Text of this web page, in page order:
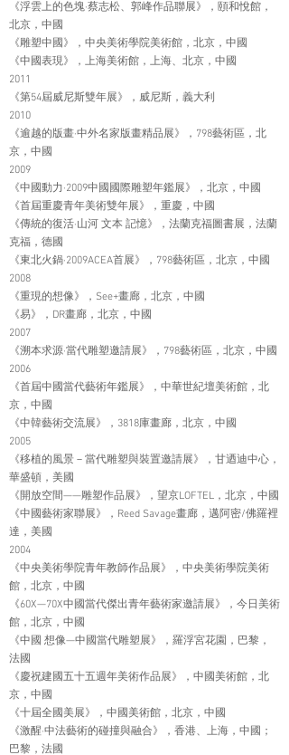
《浮雲上的色塊·蔡志松、郭峰作品聯展》，頤和悅館，
北京，中國
《雕塑中國》，中央美術學院美術館，北京，中國
《中國表現》，上海美術館，上海、北京，中國
2011
《第54屆威尼斯雙年展》，威尼斯，義大利
2010
《逾越的版畫·中外名家版畫精品展》，798藝術區，北
京，中國
2009
《中國動力·2009中國國際雕塑年鑑展》，北京，中國
《首屆重慶青年美術雙年展》，重慶，中國
《傳統的復活·山河 文本 記憶》，法蘭克福圖書展，法蘭
克福，德國
《東北火鍋·2009ACEA首展》，798藝術區，北京，中國
2008
《重現的想像》，See+畫廊，北京，中國
《易》，DR畫廊，北京，中國
2007
《溯本求源·當代雕塑邀請展》，798藝術區，北京，中國
2006
《首屆中國當代藝術年鑑展》，中華世紀壇美術館，北
京，中國
《中韓藝術交流展》，3818庫畫廊，北京，中國
2005
《移植的風景－當代雕塑與裝置邀請展》，甘迺迪中心，
華盛頓，美國
《開放空間——雕塑作品展》，望京LOFTEL，北京，中國
《中國藝術家聯展》，Reed Savage畫廊，邁阿密/佛羅裡
達，美國
2004
《中央美術學院青年教師作品展》，中央美術學院美術
館，北京，中國
《60X—70X中國當代傑出青年藝術家邀請展》，今日美術
館，北京，中國
《中國 想像—中國當代雕塑展》，羅浮宮花園，巴黎，
法國
《慶祝建國五十五週年美術作品展》，中國美術館，北
京，中國
《十屆全國美展》，中國美術館，北京，中國
《激醒·中法藝術的碰撞與融合》，香港、上海，中國；
巴黎，法國